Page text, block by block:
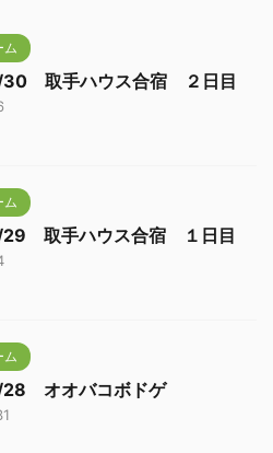
ム
取手ハウス合宿 ２日目
ム
取手ハウス合宿 １日目
ム
オオバコボドゲ